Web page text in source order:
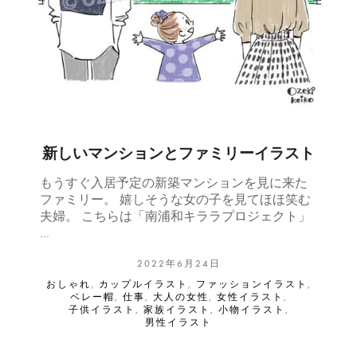
新しいマンションとファミリーイラスト
もうすぐ入居予定の新築マンションを見に来た
ファミリー。 嬉しそうな女の子を見てほほ笑む
夫婦。 こちらは「南浦和キララプロジェクト」
2022年6月24日
おしゃれ
カップルイラスト ファッションイラスト
ベレー帽
仕事 大人の女性 女性イラスト
子供イラスト
家族イラスト 小物イラスト
男性イラスト